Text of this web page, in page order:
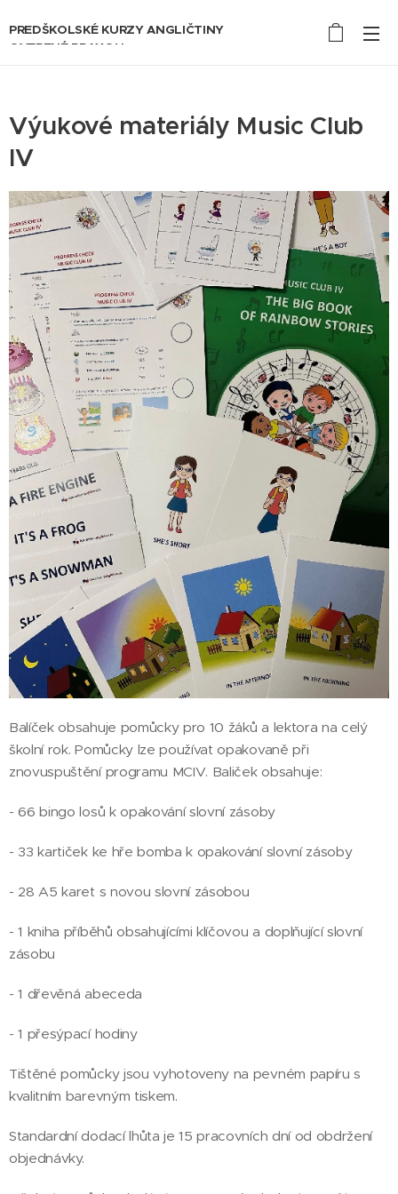
PREDŠKOLSKÉ KURZY ANGLIČTINY
OVERENÉ PRAXOU
Výukové materiály Music Club
IV
Balíček obsahuje pomůcky pro 10 žáků a lektora na celý
školní rok. Pomůcky lze používat opakovaně při
znovuspuštění programu MCIV. Baliček obsahuje:
- 66 bingo losů k opakování slovní zásoby
- 33 kartiček ke hře bomba k opakování slovní zásoby
- 28 A5 karet s novou slovní zásobou
- 1 kniha příběhů obsahujícími klíčovou a doplňující slovní
zásobu
- 1 dřevěná abeceda
- 1 přesýpací hodiny
Tištěné pomůcky jsou vyhotoveny na pevném papíru s
kvalitním barevným tiskem.
Standardní dodací lhůta je 15 pracovních dní od obdržení
objednávky.